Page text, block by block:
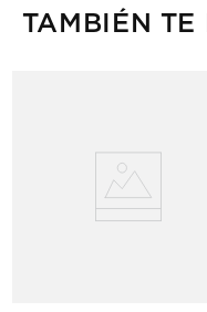
TAMBIÉN TE